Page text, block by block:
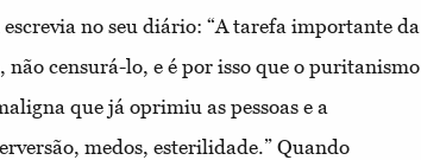
no seu diário: “A tarefa importante da
censurá-lo, e é por isso que o puritanismo
que já oprimiu as pessoas e a
medos, esterilidade.” Quando